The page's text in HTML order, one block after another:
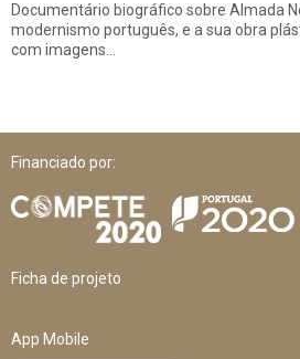
Documentário biográfico sobre Almada
modernismo português, e a sua obra
com imagens…
Financiado por:
Ficha de projeto
App Mobile